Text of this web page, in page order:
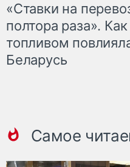
«Ставки на
полтора раза».
топливом
Беларусь
Самое